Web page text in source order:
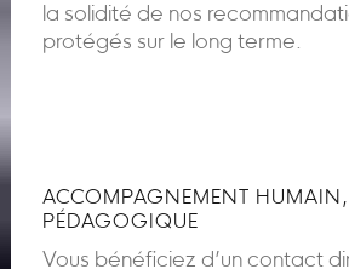
la solidité de nos
protégés sur le long terme.
ACCOMPAGNEMENT HUMAIN,
PÉDAGOGIQUE
Vous bénéficiez d’un contact